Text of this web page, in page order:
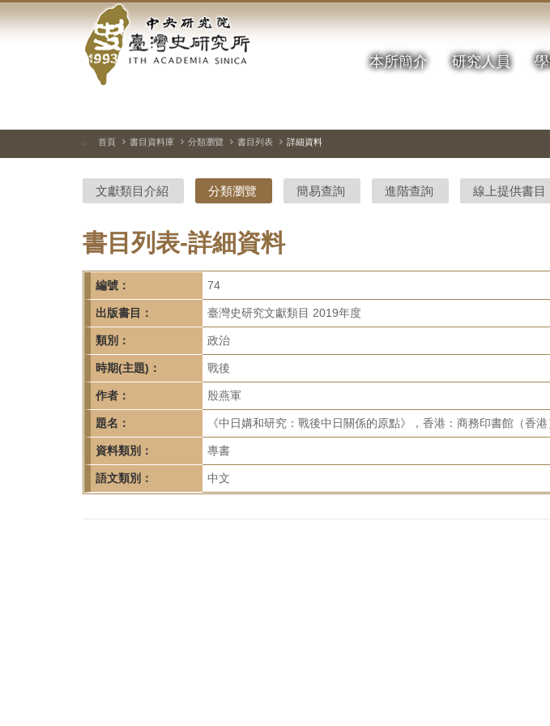
到
中
央
研
院-
臺
灣
史
研
究
所-
首
頁
本所簡介 研究人員
::: 首頁 書目資料庫 分類瀏覽 書目列表 詳細資料
文獻類目介紹 分類瀏覽 簡易查詢 進階查詢 線上提供書目
書目列表-詳細資料
編號： 74
出版書目： 臺灣史研究文獻類目 2019年度
類別： 政治
時期(主題)： 戰後
作者： 殷燕軍
題名： 《中日媾和研究：戰後中日關係的原點》，香港：商務印書館（香港
資料類別： 專書
語文類別： 中文